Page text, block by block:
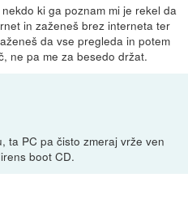
ki ga poznam mi je rekel da
in zaženeš brez interneta ter
da vse pregleda in potem
ne pa me za besedo držat.
ta PC pa čisto zmeraj vrže ven
boot CD.